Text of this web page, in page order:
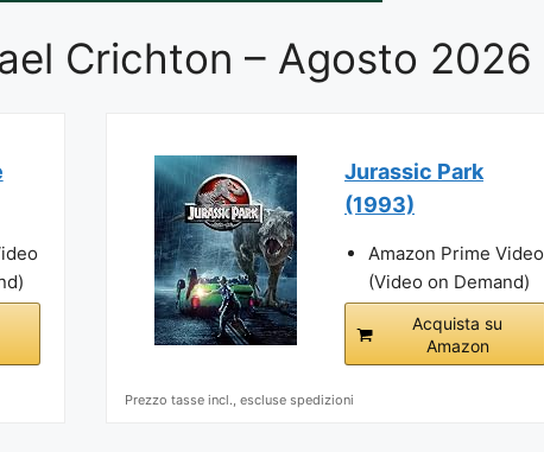
Crichton – Agosto 2026
Jurassic Park
(1993)
Amazon Prime Video
(Video on Demand)
Acquista su
Amazon
Prezzo tasse incl., escluse spedizioni